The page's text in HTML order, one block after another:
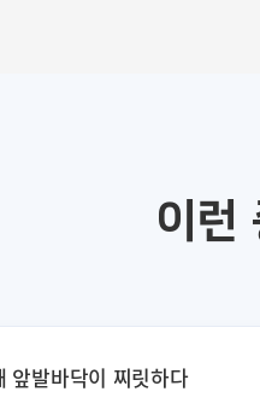
이런
앞발바닥이 찌릿하다